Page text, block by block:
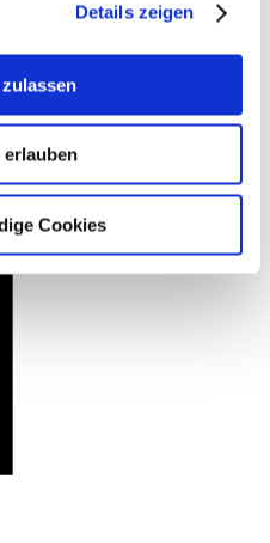
Details zeigen
Cookies